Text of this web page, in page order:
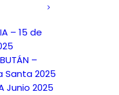
– 15 de
–
Santa 2025
Junio 2025